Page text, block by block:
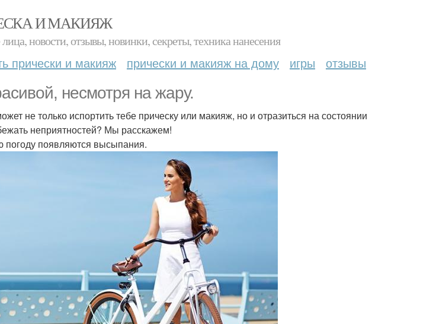
И МАКИЯЖ
новости, отзывы, новинки, секреты, техника нанесения
прически и макияж прически и макияж на дому игры отзывы
несмотря на жару.
не только испортить тебе прическу или макияж, но и отразиться на состоянии
неприятностей? Мы расскажем!
появляются высыпания.